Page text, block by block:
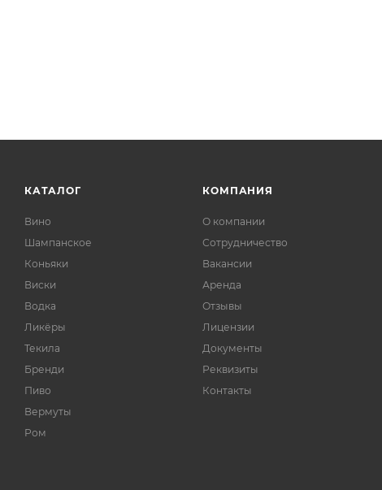
КАТАЛОГ
Вино
Шампанское
Коньяки
Виски
Водка
Ликёры
Текила
Бренди
Пиво
Вермуты
Ром
КОМПАНИЯ
О компании
Сотрудничество
Вакансии
Аренда
Отзывы
Лицензии
Документы
Реквизиты
Контакты